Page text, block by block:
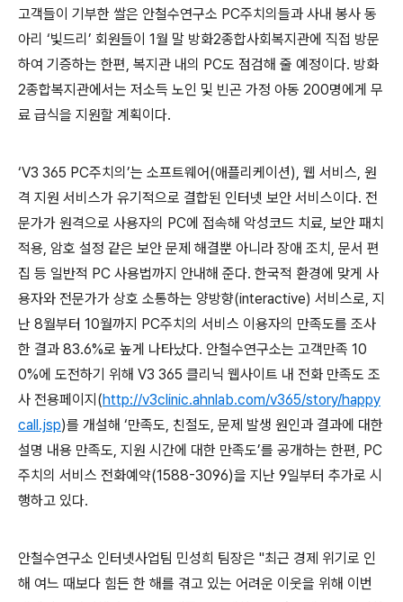
고객들이 기부한 쌀은 안철수연구소 PC주치의들과 사내 봉사 동
아리 ‘빛드리’ 회원들이 1월 말 방화2종합사회복지관에 직접 방문
하여 기증하는 한편, 복지관 내의 PC도 점검해 줄 예정이다. 방화
2종합복지관에서는 저소득 노인 및 빈곤 가정 아동 200명에게 무
료 급식을 지원할 계획이다.
‘V3 365 PC주치의’는 소프트웨어(애플리케이션), 웹 서비스, 원
격 지원 서비스가 유기적으로 결합된 인터넷 보안 서비스이다. 전
문가가 원격으로 사용자의 PC에 접속해 악성코드 치료, 보안 패치
적용, 암호 설정 같은 보안 문제 해결뿐 아니라 장애 조치, 문서 편
집 등 일반적 PC 사용법까지 안내해 준다. 한국적 환경에 맞게 사
용자와 전문가가 상호 소통하는 양방향(interactive) 서비스로, 지
난 8월부터 10월까지 PC주치의 서비스 이용자의 만족도를 조사
한 결과 83.6%로 높게 나타났다. 안철수연구소는 고객만족 10
0%에 도전하기 위해 V3 365 클리닉 웹사이트 내 전화 만족도 조
사 전용페이지(http://v3clinic.ahnlab.com/v365/story/happy
call.jsp)를 개설해 ‘만족도, 친절도, 문제 발생 원인과 결과에 대한
설명 내용 만족도, 지원 시간에 대한 만족도’를 공개하는 한편, PC
주치의 서비스 전화예약(1588-3096)을 지난 9일부터 추가로 시
행하고 있다.
안철수연구소 인터넷사업팀 민성희 팀장은 "최근 경제 위기로 인
해 여느 때보다 힘든 한 해를 겪고 있는 어려운 이웃을 위해 이번